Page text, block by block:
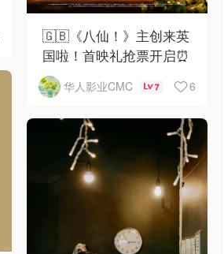
🇬🇧《八仙！》主创来英
国啦！首映礼抢票开启⏰
华人影业CMC 7 6